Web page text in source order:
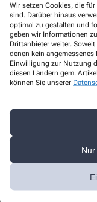
Wir setzen Cookies, die
sind. Darüber hinaus
optimal zu gestalten und
geben wir Informationen
Drittanbieter weiter.
denen kein
Einwilligung zur Nutzung
diesen Ländern gem.
können Sie unserer
A WordPress
Kontakt
Apotheke am
+49-8541 913001